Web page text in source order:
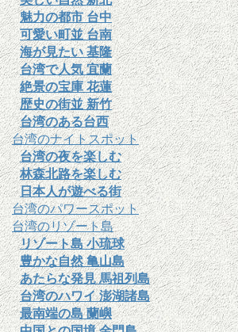
魅力の都市 台中
可愛い町並 台南
海が見たい 基隆
台湾で人気 宜蘭
絶景の宝庫 花蓮
歴史の街並 新竹
台湾のある台西
台湾のナイトスポット
台湾の夜を楽しむ
林森北路を楽しむ
日本人が遊べる街
台湾のパワースポット
台湾のリゾート島
リゾート島 小琉球
豊かな自然 亀山島
あたらな発見 馬祖列島
台湾のハワイ 澎湖諸島
最南端の島 蘭嶼